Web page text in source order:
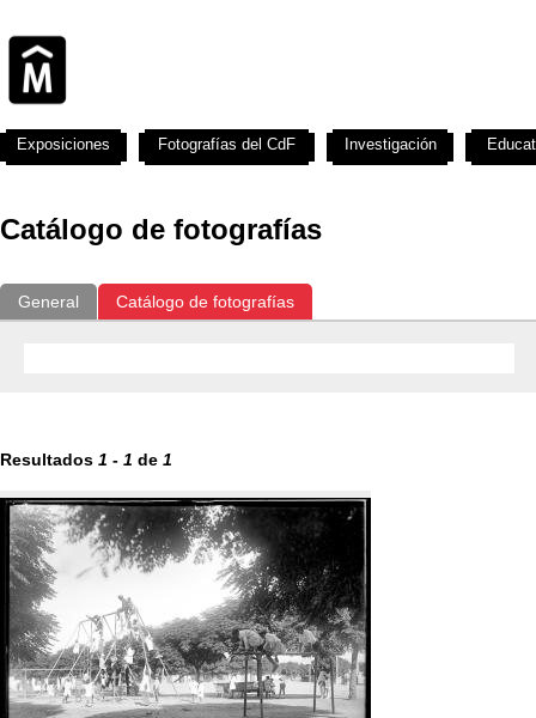
Catálogo de fotografías
General Catálogo de fotografías
Resultados 1 - 1 de 1
Exposiciones Fotografías del CdF Investigación